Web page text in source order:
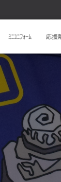
ﾐﾆﾕﾆﾌｫｰﾑ 応援